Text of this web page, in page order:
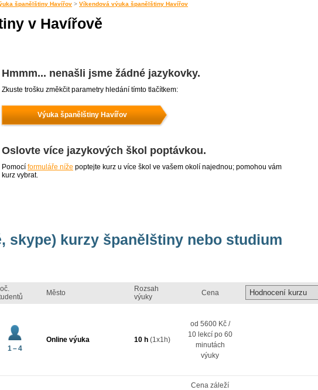
španělštiny Havířov > Víkendová výuka španělštiny Havířov
v Havířově
Hmmm... nenašli jsme žádné jazykovky.
Zkuste trošku změkčit parametry hledání tímto tlačítkem:
Výuka španělštiny Havířov
Oslovte více jazykových škol poptávkou.
Pomocí formuláře níže poptejte kurz u více škol ve vašem okolí najednou; pomohou vám
kurz vybrat.
skype) kurzy španělštiny nebo studium
Město
Rozsah
výuky
Cena
1 – 4
Online výuka 10 h (1x1h)
od 5600 Kč /
10 lekcí po 60
minutách
výuky
Cena záleží